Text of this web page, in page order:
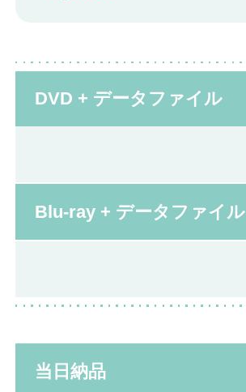
DVD + データファイル
Blu-ray + データファイル
当日納品